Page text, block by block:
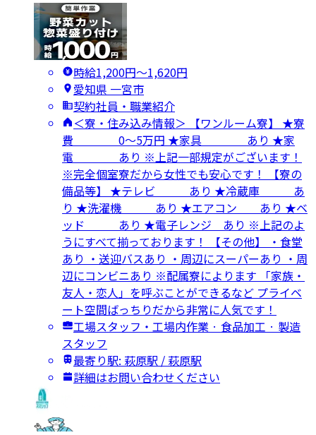
時給1,200円〜1,620円
愛知県 一宮市
契約社員・職業紹介
＜寮・住み込み情報＞ 【ワンルーム寮】 ★寮
費 0～5万円 ★家具 あり ★家
電 あり ※上記一部規定がございます！
※完全個室寮だから女性でも安心です！ 【寮の
備品等】 ★テレビ あり ★冷蔵庫 あ
り ★洗濯機 あり ★エアコン あり ★ベ
ッド あり ★電子レンジ あり ※上記のよ
うにすべて揃っております！ 【その他】 ・食堂
あり ・送迎バスあり ・周辺にスーパーあり ・周
辺にコンビニあり ※配属寮によります 「家族・
友人・恋人」を呼ぶことができるなど プライベ
ート空間ばっちりだから非常に人気です！
工場スタッフ・工場内作業 · 食品加工 · 製造
スタッフ
最寄り駅: 萩原駅 / 萩原駅
詳細はお問い合わせください